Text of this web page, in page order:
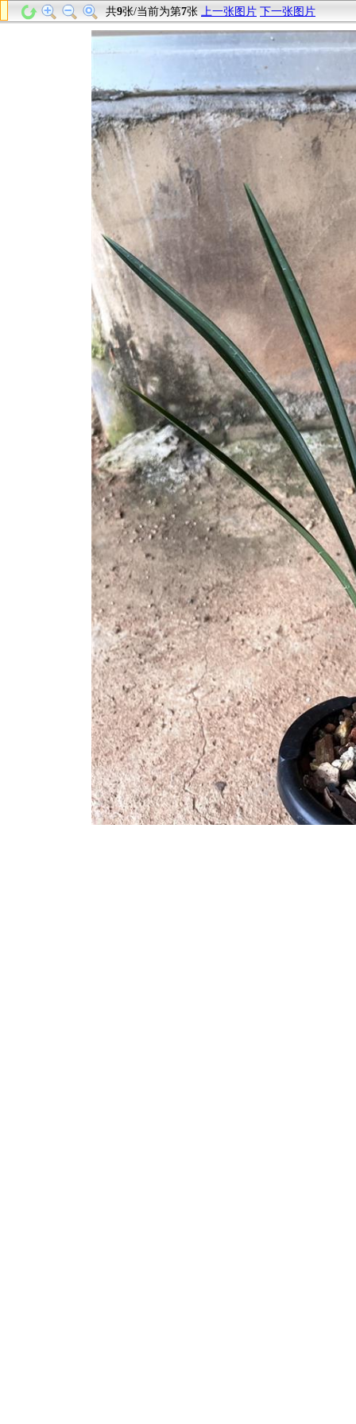
共9张/当前为第7张 上一张图片 下一张图片